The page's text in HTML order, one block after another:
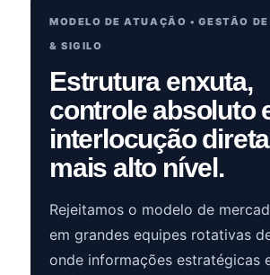
MODELO DE ATUAÇÃO • GESTÃO
& SIGILO
Estrutura enxuta,
controle absoluto
interlocução
mais alto nível.
Rejeitamos o modelo de
em grandes equipes rotativas
onde informações estratégicas